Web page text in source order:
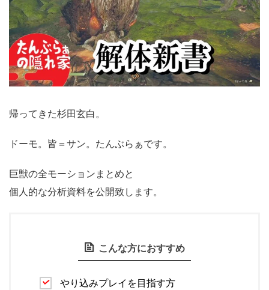
帰ってきた杉田玄白。
ドーモ。皆＝サン。たんぶらぁです。
巨獣の全モーションまとめと
個人的な分析資料を公開致します。
こんな方におすすめ
やり込みプレイを目指す方